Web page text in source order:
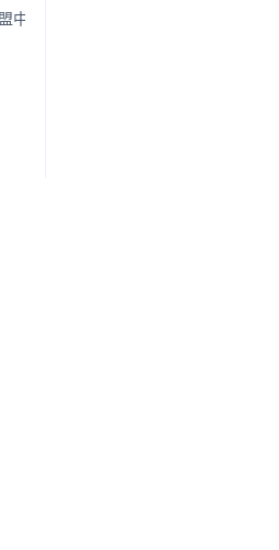
中尚未发育完全就去打防御塔-在网络环